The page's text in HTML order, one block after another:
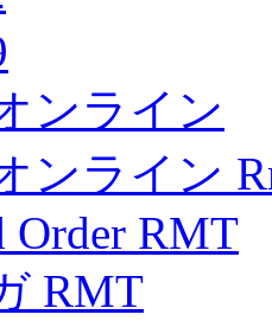
ンライン
ンライン
Order RMT
RMT